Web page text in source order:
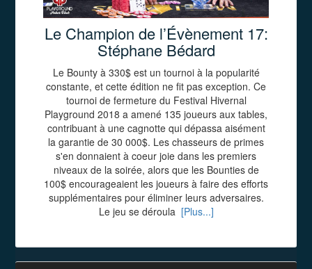
Le Champion de l’Évènement 17:
Stéphane Bédard
Le Bounty à 330$ est un tournoi à la popularité
constante, et cette édition ne fit pas exception. Ce
tournoi de fermeture du Festival Hivernal
Playground 2018 a amené 135 joueurs aux tables,
contribuant à une cagnotte qui dépassa aisément
la garantie de 30 000$. Les chasseurs de primes
s'en donnaient à coeur joie dans les premiers
niveaux de la soirée, alors que les Bounties de
100$ encourageaient les joueurs à faire des efforts
supplémentaires pour éliminer leurs adversaires.
Le jeu se déroula [Plus...]